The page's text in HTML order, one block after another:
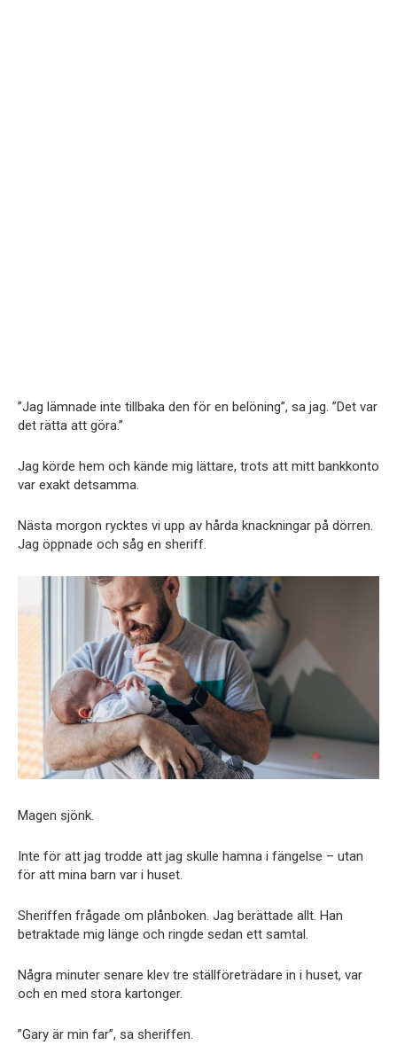
”Jag lämnade inte tillbaka den för en belöning”, sa jag. ”Det var
det rätta att göra.”
Jag körde hem och kände mig lättare, trots att mitt bankkonto
var exakt detsamma.
Nästa morgon rycktes vi upp av hårda knackningar på dörren.
Jag öppnade och såg en sheriff.
Magen sjönk.
Inte för att jag trodde att jag skulle hamna i fängelse – utan
för att mina barn var i huset.
Sheriffen frågade om plånboken. Jag berättade allt. Han
betraktade mig länge och ringde sedan ett samtal.
Några minuter senare klev tre ställföreträdare in i huset, var
och en med stora kartonger.
”Gary är min far”, sa sheriffen.